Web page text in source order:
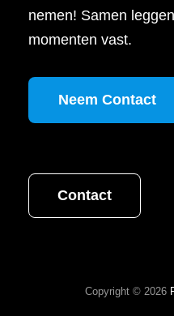
nemen! Samen
momenten vast.
Neem Contact
Contact
Copyright © 2026